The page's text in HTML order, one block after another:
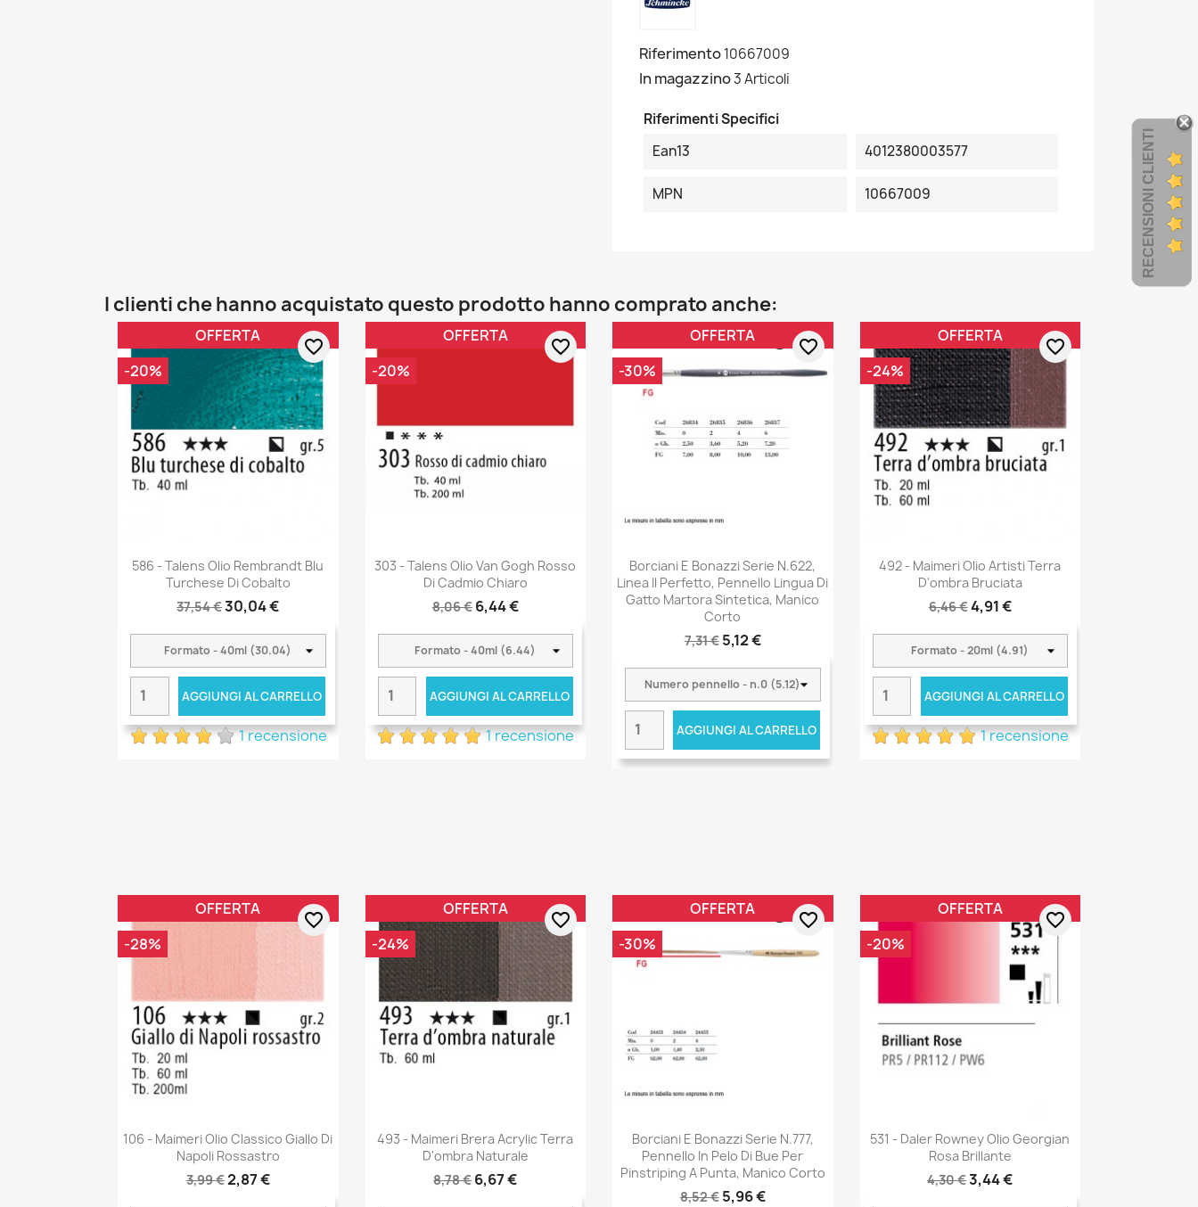
Riferimento10667009
In magazzino3 Articoli
Riferimenti Specifici
Ean13
4012380003577
MPN 10667009
I clienti che hanno acquistato questo prodotto hanno comprato anche:
586 - Talens Olio Rembrandt Blu
Turchese Di Cobalto
37,54 €30,04 €
AGGIUNGI AL CARRELLO
1 recensione
OFFERTA
-20%
favorite_border
303 - Talens Olio Van Gogh Rosso
Di Cadmio Chiaro
8,06 € 6,44 €
AGGIUNGI AL CARRELLO
1 recensione
OFFERTA
-20%
favorite_border
Borciani E Bonazzi Serie N.622,
Linea Il Perfetto, Pennello Lingua Di
Gatto Martora Sintetica, Manico
Corto
7,31 € 5,12 €
AGGIUNGI AL CARRELLO
OFFERTA
-30%
favorite_border
492 - Maimeri Olio Artisti Terra
D'ombra Bruciata
6,46 €4,91 €
AGGIUNGI AL CARRELLO
1 recensione
OFFERTA
-24%
favorite_border
106 - Maimeri Olio Classico Giallo Di
Napoli Rossastro
3,99 €2,87 €
OFFERTA
-28%
favorite_border
493 - Maimeri Brera Acrylic Terra
D'ombra Naturale
8,78 €6,67 €
OFFERTA
-24%
favorite_border
Borciani E Bonazzi Serie N.777,
Pennello In Pelo Di Bue Per
Pinstriping A Punta, Manico Corto
8,52 € 5,96 €
OFFERTA
-30%
favorite_border
531 - Daler Rowney Olio Georgian
Rosa Brillante
4,30 €3,44 €
OFFERTA
-20%
favorite_border
RECENSIONI CLIENTI